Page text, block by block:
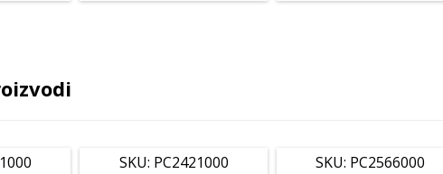
SKU: PC2421000 SKU: PC2566000